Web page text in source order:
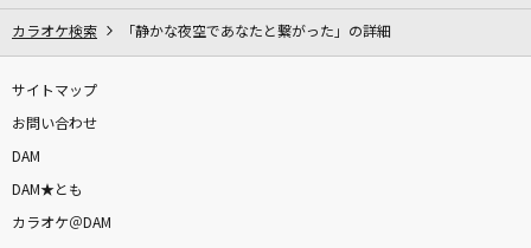
カラオケ検索 「静かな夜空であなたと繋がった」の詳細
サイトマップ
お問い合わせ
DAM
DAM★とも
カラオケ＠DAM